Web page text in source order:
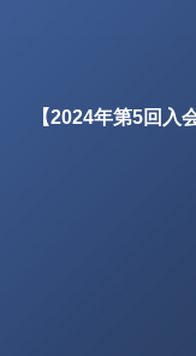
【2024年第5回入